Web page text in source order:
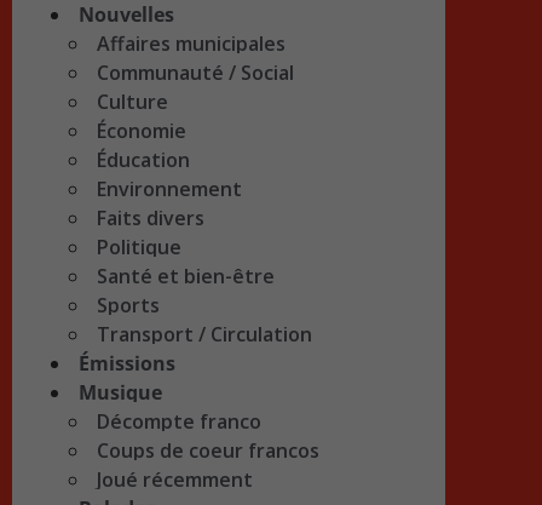
Nouvelles
Affaires municipales
Communauté / Social
Culture
Économie
Éducation
Environnement
Faits divers
Politique
Santé et bien-être
Sports
Transport / Circulation
Émissions
Musique
Décompte franco
Coups de coeur francos
Joué récemment